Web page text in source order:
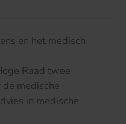
en het medisch
Raad twee
medische
in medische